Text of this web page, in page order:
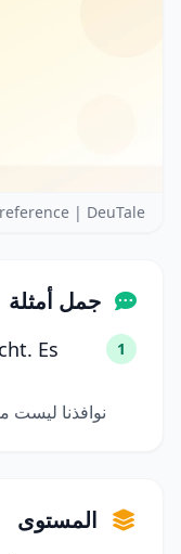
| DeuTale
جمل أمثلة
1
Es
نوافذنا ليست
المستوى